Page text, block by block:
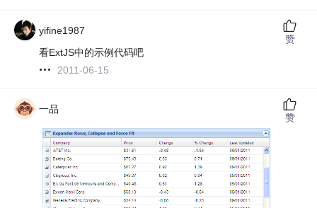
yifine1987
看ExtJS中的示例代码吧
2011-06-15
赞
一品
赞